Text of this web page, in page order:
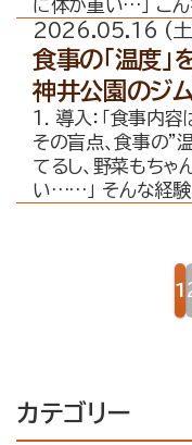
に体が重い…」 こん
2026.05.16 (
食事の「温度」
神井公園のジ
1. 導入：「食事内
その盲点、食事の”
てるし、野菜もちゃ
い……」 そんな経験
ゲー
1
カテゴリー